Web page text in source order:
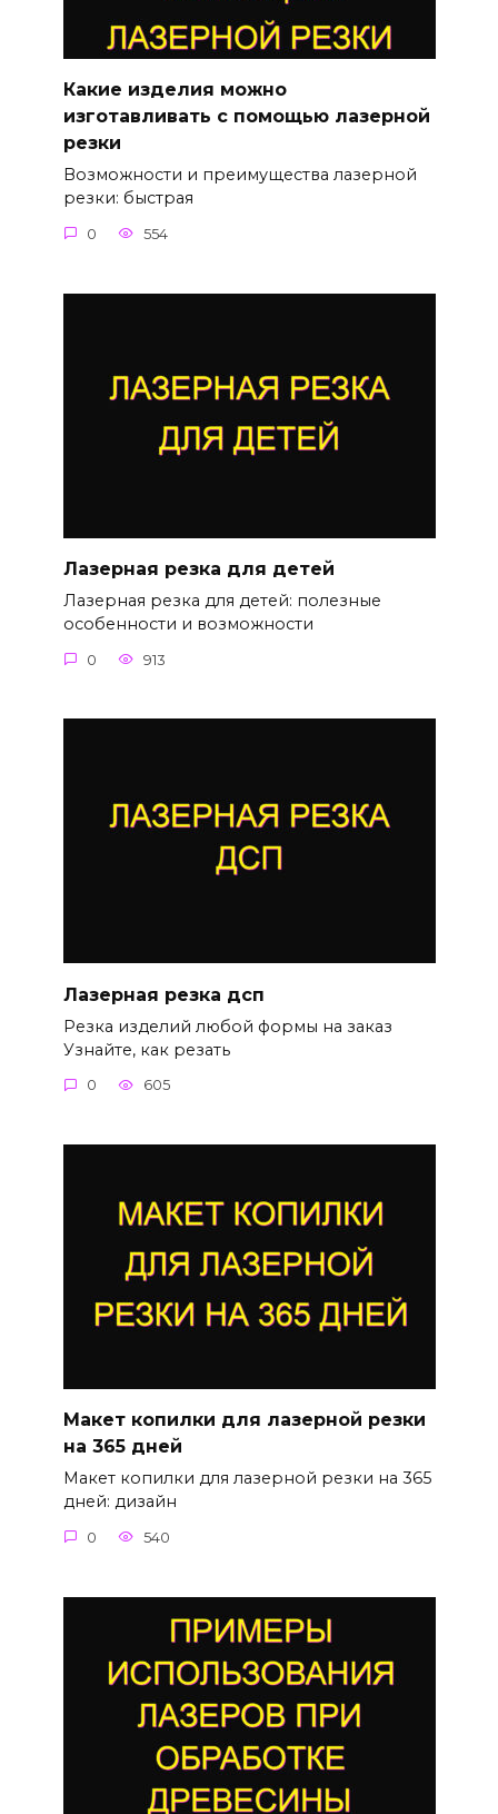
Какие изделия можно
изготавливать с помощью лазерной
резки
Возможности и преимущества лазерной
резки: быстрая
0 554
Лазерная резка для детей
Лазерная резка для детей: полезные
особенности и возможности
0 913
Лазерная резка дсп
Резка изделий любой формы на заказ
Узнайте, как резать
0 605
Макет копилки для лазерной резки
на 365 дней
Макет копилки для лазерной резки на 365
дней: дизайн
0 540